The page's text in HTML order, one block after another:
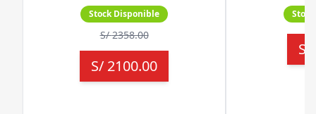
CD/DVD, lector SD, WIFI,
ethernet, USB
Stock Disponible
S/2358.00
S/ 2100.00
S/